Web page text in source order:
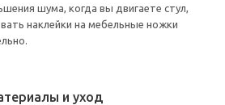
шума, когда вы двигаете стул,
наклейки на мебельные ножки
и уход